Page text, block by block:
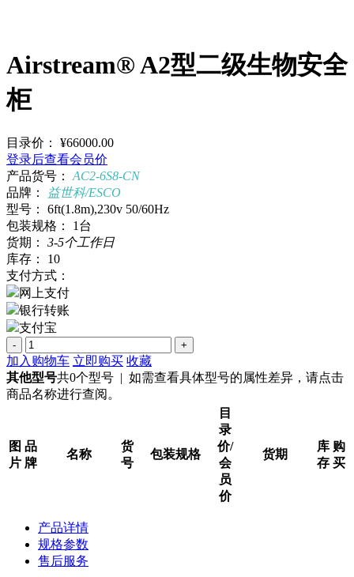
Airstream® A2型二级生物安全
柜
目录价：
¥66000.00
登录后查看会员价
产品货号：
AC2-6S8-CN
品牌：
益世科/ESCO
型号：
6ft(1.8m),230v 50/60Hz
包装规格：
1台
货期：
3-5个工作日
库存：
10
支付方式：
网上支付
银行转账
支付宝
- +
加入购物车 立即购买 收藏
其他型号共0个型号 | 如需查看具体型号的属性差异，请点击
商品名称进行查阅。
图
片
品
牌
名称
货
号
包装规格
目
录
价/
会
员
价
货期
库
存
购
买
产品详情
规格参数
售后服务